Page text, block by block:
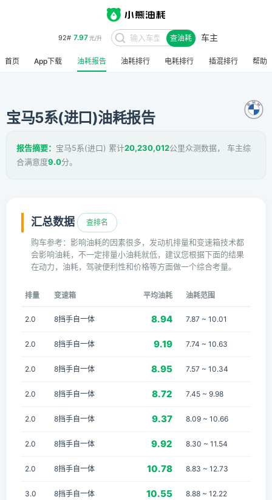
92# 7.97元/升 查油耗 车主
首页 App下载 油耗报告 油耗排行 电耗排行 插混排行 帮助
宝马5系(进口)油耗报告
报告摘要： 宝马5系(进口) 累计20,230,012公里众测数据， 车主综
合满意度9.0分。
汇总数据 查排名
购车参考：影响油耗的因素很多，发动机排量和变速箱技术都
会影响油耗，不一定排量小油耗就低，建议您根据下面的结果
在动力，油耗，驾驶便利性和价格等方面做一个综合考量。
排量 变速箱 平均油耗 油耗范围
2.0 8挡手自一体 8.94 7.87 ~ 10.01
2.0 8挡手自一体 9.19 7.74 ~ 10.63
2.0 8挡手自一体 8.95 7.57 ~ 10.34
2.0 8挡手自一体 8.72 7.45 ~ 9.98
2.0 8挡手自一体 9.37 8.09 ~ 10.66
2.0 8挡手自一体 9.92 8.30 ~ 11.54
2.0 8挡手自一体 10.78 8.83 ~ 12.73
3.0 8挡手自一体 10.55 8.88 ~ 12.22